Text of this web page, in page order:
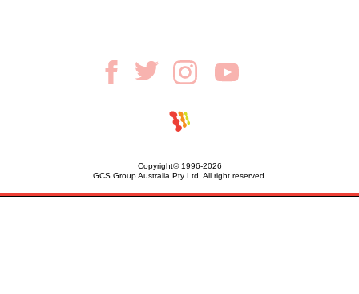
Copyright© 1996-2026
GCS Group Australia Pty Ltd. All right reserved.